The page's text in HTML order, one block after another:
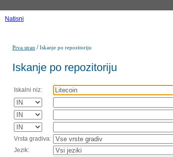
Natisni
Prva stran /Iskanje po repozitoriju
Iskanje po repozitoriju
Iskalni niz:
Vrsta gradiva:
Jezik: